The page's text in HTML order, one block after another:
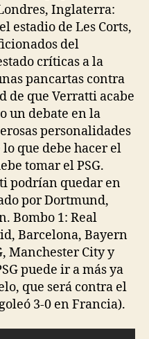
Inglaterra:
estadio de Les Corts,
del
críticas a la
pancartas contra
de que Verratti acabe
un debate en la
personalidades
que debe hacer el
tomar el PSG.
podrían quedar en
por Dortmund,
Bombo 1: Real
Barcelona, Bayern
Manchester City y
puede ir a más ya
que será contra el
3-0 en Francia).